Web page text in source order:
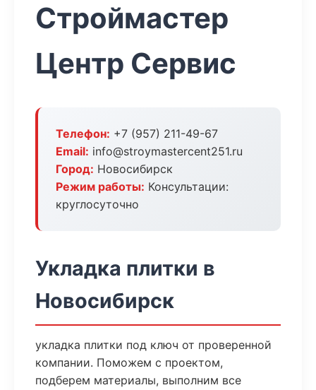
Строймастер
Центр Сервис
Телефон: +7 (957) 211-49-67
Email: info@stroymastercent251.ru
Город: Новосибирск
Режим работы: Консультации:
круглосуточно
Укладка плитки в
Новосибирск
укладка плитки под ключ от проверенной
компании. Поможем с проектом,
подберем материалы, выполним все